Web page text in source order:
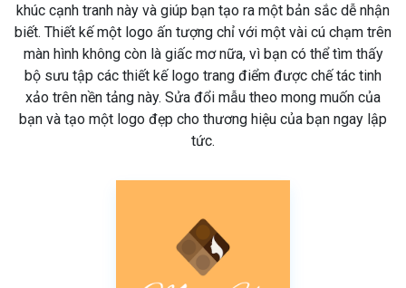
khúc cạnh tranh này và giúp bạn tạo ra một bản sắc dễ nhận
biết. Thiết kế một logo ấn tượng chỉ với một vài cú chạm trên
màn hình không còn là giấc mơ nữa, vì bạn có thể tìm thấy
bộ sưu tập các thiết kế logo trang điểm được chế tác tinh
xảo trên nền tảng này. Sửa đổi mẫu theo mong muốn của
bạn và tạo một logo đẹp cho thương hiệu của bạn ngay lập
tức.